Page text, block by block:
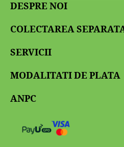
DESPRE NOI
COLECTAREA
SERVICII
MODALITATI DE PLATA
ANPC